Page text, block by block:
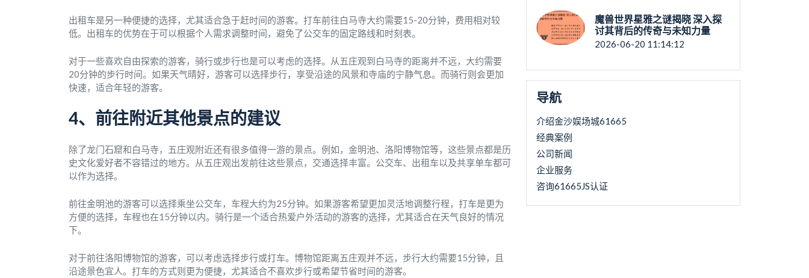
出租车是另一种便捷的选择，尤其适合急于赶时间的游客。打车前往白马寺大约需要15-20分钟，费用相对较
低。出租车的优势在于可以根据个人需求调整时间，避免了公交车的固定路线和时刻表。
对于一些喜欢自由探索的游客，骑行或步行也是可以考虑的选择。从五庄观到白马寺的距离并不远，大约需要
20分钟的步行时间。如果天气晴好，游客可以选择步行，享受沿途的风景和寺庙的宁静气息。而骑行则会更加
快速，适合年轻的游客。
4、前往附近其他景点的建议
除了龙门石窟和白马寺，五庄观附近还有很多值得一游的景点。例如，金明池、洛阳博物馆等，这些景点都是历
史文化爱好者不容错过的地方。从五庄观出发前往这些景点，交通选择丰富。公交车、出租车以及共享单车都可
以作为选择。
前往金明池的游客可以选择乘坐公交车，车程大约为25分钟。如果游客希望更加灵活地调整行程，打车是更为
方便的选择，车程也在15分钟以内。骑行是一个适合热爱户外活动的游客的选择，尤其适合在天气良好的情况
下。
对于前往洛阳博物馆的游客，可以考虑选择步行或打车。博物馆距离五庄观并不远，步行大约需要15分钟，且
沿途景色宜人。打车的方式则更为便捷，尤其适合不喜欢步行或希望节省时间的游客。
魔兽世界星雅之谜揭晓 深入探
讨其背后的传奇与未知力量
2026-06-20 11:14:12
导航
介绍金沙娱场城61665
经典案例
公司新闻
企业服务
咨询61665JS认证